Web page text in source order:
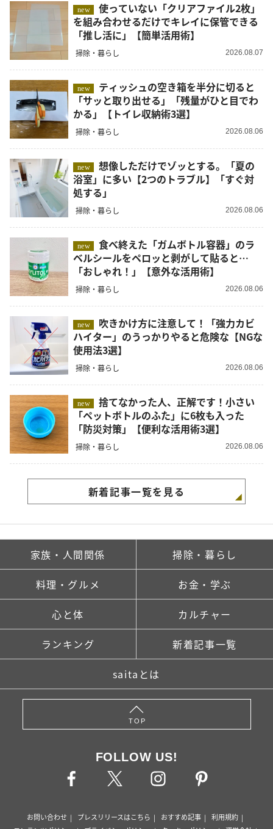
new
使っていない「クリアファイル2枚」
を組み合わせるだけでキレイに保管できる
「推し活に」【簡単活用術】
掃除・暮らし 2026.08.07
new
「サッと取り出せる」「残量がひと目でわ
かる」【トイレ収納術3選】
掃除・暮らし 2026.08.06
new
想像しただけでゾッとする。「夏の
浴室」に多い【2つのトラブル】「すぐ対
処する」
掃除・暮らし 2026.08.06
new
食べ終えた「ガムボトル容器」のラ
ベルシールをペロッと剥がして貼ると…
「おしゃれ！」【意外な活用術】
掃除・暮らし 2026.08.06
new
ハイター」のうっかりやると危険な【NGな
使用法3選】
掃除・暮らし 2026.08.06
new
捨てなかった人、正解です！小さい
「ペットボトルのふた」に6枚も入った
「防災対策」【便利な活用術3選】
掃除・暮らし 2026.08.06
新着記事一覧を見る
家族・人間関係 掃除・暮らし
料理・グルメ お金・学ぶ
心と体 カルチャー
ランキング 新着記事一覧
saitaとは
TOP
FOLLOW US!
お問い合わせ プレスリリースはこちら おすすめ記事
利用規約